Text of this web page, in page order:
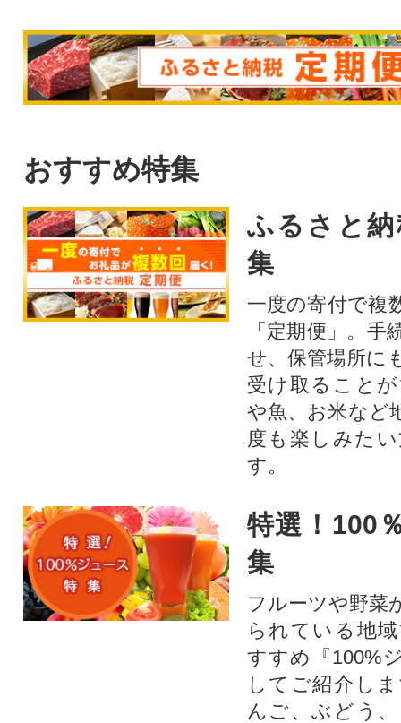
おすすめ特集
ふるさと
集
一度の寄付で複
「定期便」。
せ、保管場所に
受け取ること
や魚、お米など
度も楽しみた
す。
特選！100
集
フルーツや野菜
られている地
すすめ『100%
してご紹介し
んご、ぶどう